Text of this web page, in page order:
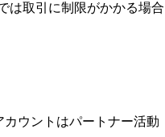
は取引に制限がかかる場合
ウントはパートナー活動